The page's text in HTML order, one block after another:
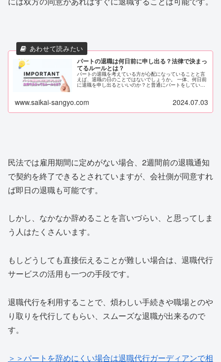
パートの退職は何日前に申し出る？法律で決まっ
てるルールとは？
パートの退職を考えている方が心配になっていることと言
えば、退職の日のことではないでしょうか。 一体、何日前
に退職を申し出るといいのか？と普通にパートをしている
と分かりませんよね。 本記事では、パートの退職に関する
www.saikai-sangyo.com 2024.07.03
民法では雇用期間に定めがない場合、2週間前の退職通知
で契約を終了できるとされていますが、会社側が同意すれ
ば即日の退職も可能です。
しかし、なかなか辞めることを言いづらい、と思ってしま
う人はたくさんいます。
もしどうしても直接伝えることが難しい場合は、退職代行
サービスの活用も一つの手段です。
退職代行を利用することで、煩わしい手続きや職場とのや
り取りを代行してもらい、スムーズな退職が出来るので
す。
＞＞パートを辞めにくい場合は退職代行ガーディアンで相